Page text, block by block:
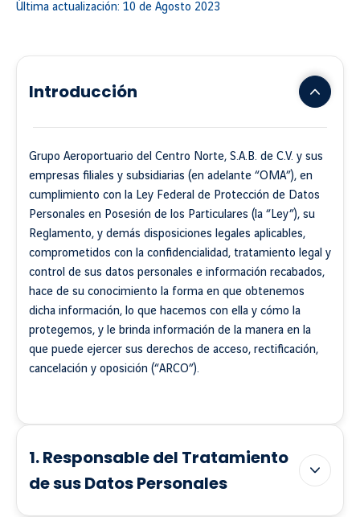
Última actualización: 10 de Agosto 2023
Introducción
Grupo Aeroportuario del Centro Norte, S.A.B. de C.V. y sus
empresas filiales y subsidiarias (en adelante “OMA”), en
cumplimiento con la Ley Federal de Protección de Datos
Personales en Posesión de los Particulares (la “Ley”), su
Reglamento, y demás disposiciones legales aplicables,
comprometidos con la confidencialidad, tratamiento legal y
control de sus datos personales e información recabados,
hace de su conocimiento la forma en que obtenemos
dicha información, lo que hacemos con ella y cómo la
protegemos, y le brinda información de la manera en la
que puede ejercer sus derechos de acceso, rectificación,
cancelación y oposición (“ARCO”).
1. Responsable del Tratamiento
de sus Datos Personales